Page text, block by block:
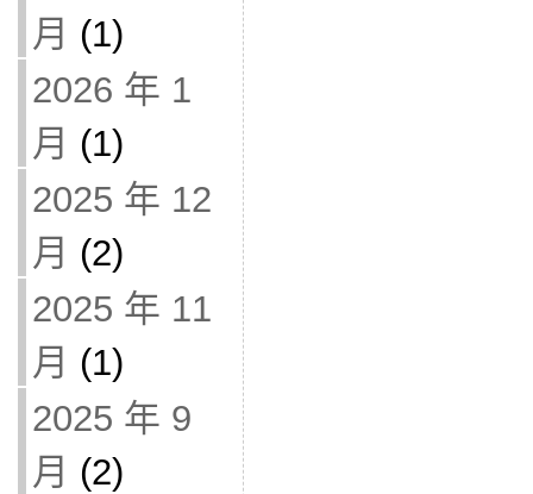
月 (1)
2026 年 1
月 (1)
2025 年 12
月 (2)
2025 年 11
月 (1)
2025 年 9
月 (2)